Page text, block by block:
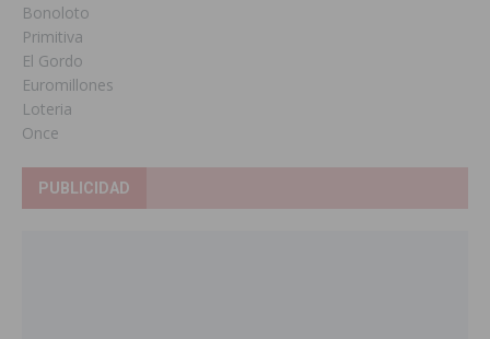
Bonoloto
Primitiva
El Gordo
Euromillones
Loteria
Once
PUBLICIDAD